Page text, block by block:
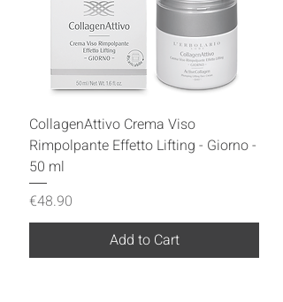
CollagenAttivo Crema Viso
Rimpolpante Effetto Lifting - Giorno -
50 ml
Price
€48.90
Add to Cart